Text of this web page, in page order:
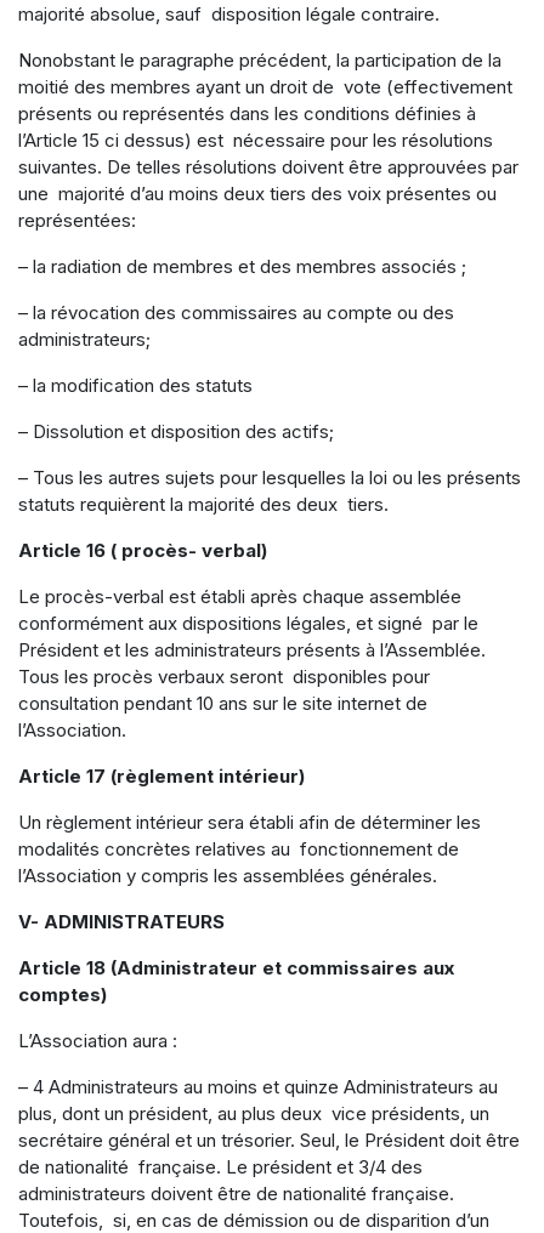
majorité absolue, sauf disposition légale contraire.
Nonobstant le paragraphe précédent, la participation de la
moitié des membres ayant un droit de vote (effectivement
présents ou représentés dans les conditions définies à
l’Article 15 ci dessus) est nécessaire pour les résolutions
suivantes. De telles résolutions doivent être approuvées par
une majorité d’au moins deux tiers des voix présentes ou
représentées:
– la radiation de membres et des membres associés ;
– la révocation des commissaires au compte ou des
administrateurs;
– la modification des statuts
– Dissolution et disposition des actifs;
– Tous les autres sujets pour lesquelles la loi ou les présents
statuts requièrent la majorité des deux tiers.
Article 16 ( procès- verbal)
Le procès-verbal est établi après chaque assemblée
conformément aux dispositions légales, et signé par le
Président et les administrateurs présents à l’Assemblée.
Tous les procès verbaux seront disponibles pour
consultation pendant 10 ans sur le site internet de
l’Association.
Article 17 (règlement intérieur)
Un règlement intérieur sera établi afin de déterminer les
modalités concrètes relatives au fonctionnement de
l’Association y compris les assemblées générales.
V- ADMINISTRATEURS
Article 18 (Administrateur et commissaires aux
comptes)
L’Association aura :
– 4 Administrateurs au moins et quinze Administrateurs au
plus, dont un président, au plus deux vice présidents, un
secrétaire général et un trésorier. Seul, le Président doit être
de nationalité française. Le président et 3/4 des
administrateurs doivent être de nationalité française.
Toutefois, si, en cas de démission ou de disparition d’un